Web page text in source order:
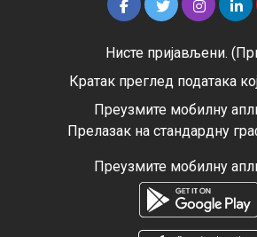
Нисте пријављени. (
Кратак преглед података
Преузмите мобилну
Прелазак на стандардну
Преузмите мобилну